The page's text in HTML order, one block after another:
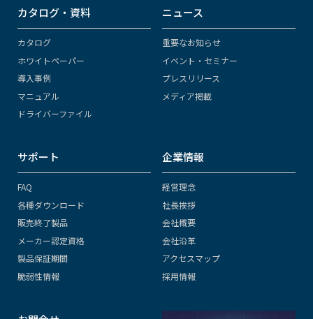
カタログ・資料
カタログ
ホワイトペーパー
導入事例
マニュアル
ドライバーファイル
ニュース
重要なお知らせ
イベント・セミナー
プレスリリース
メディア掲載
サポート
FAQ
各種ダウンロード
販売終了製品
メーカー認定資格
製品保証期間
脆弱性情報
企業情報
経営理念
社長挨拶
会社概要
会社沿革
アクセスマップ
採用情報